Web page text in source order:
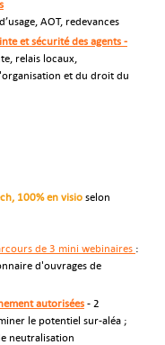
AOT, redevances
et sécurité des agents -
relais locaux,
et du droit du
100% en visioselon
de 3 mini webinaires :
d'ouvrages de
autorisées- 2
le potentiel sur-aléa ;
neutralisation